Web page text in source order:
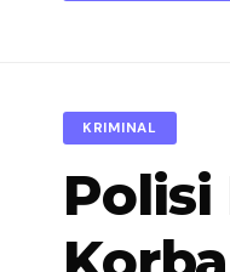
KRIMINAL